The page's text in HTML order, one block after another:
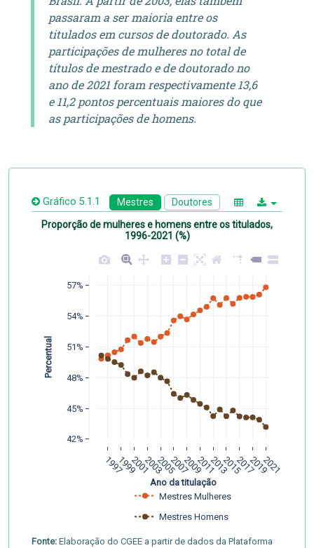
passaram a ser maioria entre os
titulados em cursos de doutorado. As
participações de mulheres no total de
títulos de mestrado e de doutorado no
ano de 2021 foram respectivamente 13,6
e 11,2 pontos percentuais maiores do que
as participações de homens.
Gráfico 5.1.1 Mestres Doutores
Proporção de mulheres e homens entre os titulados,
1996-2021 (%)
1997199920012003200520072009201120132015201720192021
42%
45%
48%
51%
54%
57%
Mestres Mulheres
Mestres Homens
Ano da titulação
Percentual
Fonte: Elaboração do CGEE a partir de dados da Plataforma